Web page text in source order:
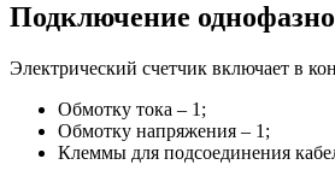
Подключение
Электрический счетчик включает в
Обмотку тока – 1;
Обмотку напряжения – 1;
Клеммы для подсоединения